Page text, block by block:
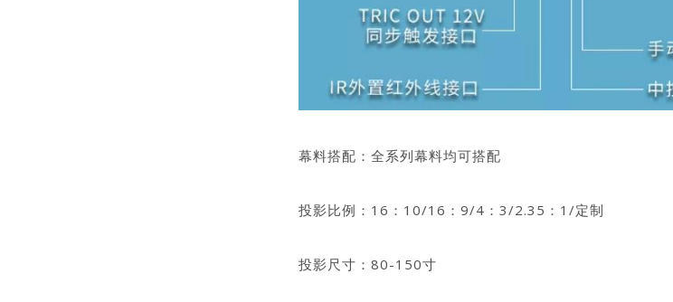
幕料搭配：全系列幕料均可搭配
投影比例：16：10/16：9/4：3/2.35：1/定制
投影尺寸：80-150寸